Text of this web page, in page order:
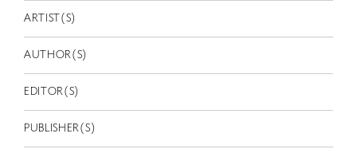
JP
EN
ARTIST(S)
AUTHOR(S)
EDITOR(S)
PUBLISHER(S)